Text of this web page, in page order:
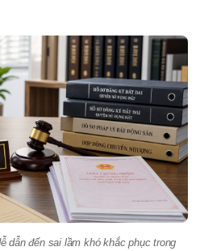
dẫn đến sai lầm khó khắc phục trong